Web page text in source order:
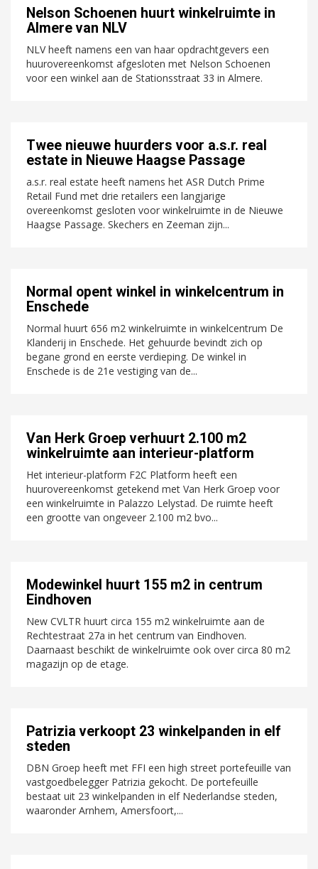
Nelson Schoenen huurt winkelruimte in
Almere van NLV
NLV heeft namens een van haar opdrachtgevers een
huurovereenkomst afgesloten met Nelson Schoenen
voor een winkel aan de Stationsstraat 33 in Almere.
Twee nieuwe huurders voor a.s.r. real
estate in Nieuwe Haagse Passage
a.s.r. real estate heeft namens het ASR Dutch Prime
Retail Fund met drie retailers een langjarige
overeenkomst gesloten voor winkelruimte in de Nieuwe
Haagse Passage. Skechers en Zeeman zijn...
Normal opent winkel in winkelcentrum in
Enschede
Normal huurt 656 m2 winkelruimte in winkelcentrum De
Klanderij in Enschede. Het gehuurde bevindt zich op
begane grond en eerste verdieping. De winkel in
Enschede is de 21e vestiging van de...
Van Herk Groep verhuurt 2.100 m2
winkelruimte aan interieur-platform
Het interieur-platform F2C Platform heeft een
huurovereenkomst getekend met Van Herk Groep voor
een winkelruimte in Palazzo Lelystad. De ruimte heeft
een grootte van ongeveer 2.100 m2 bvo...
Modewinkel huurt 155 m2 in centrum
Eindhoven
New CVLTR huurt circa 155 m2 winkelruimte aan de
Rechtestraat 27a in het centrum van Eindhoven.
Daarnaast beschikt de winkelruimte ook over circa 80 m2
magazijn op de etage.
Patrizia verkoopt 23 winkelpanden in elf
steden
DBN Groep heeft met FFI een high street portefeuille van
vastgoedbelegger Patrizia gekocht. De portefeuille
bestaat uit 23 winkelpanden in elf Nederlandse steden,
waaronder Arnhem, Amersfoort,...